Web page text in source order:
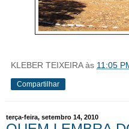
KLEBER TEIXEIRA às 11:05
Compartilhar
terça-feira, setembro 14, 2010